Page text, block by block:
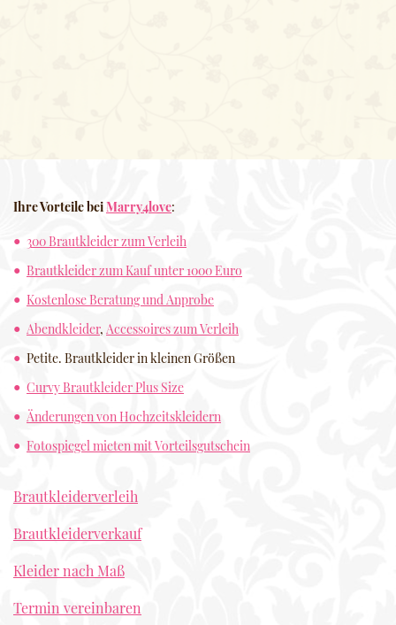
Ihre Vorteile beiMarry4love:
300 Brautkleider zum Verleih
Brautkleider zum Kauf unter 1000 Euro
Kostenlose Beratung und Anprobe
Abendkleider, Accessoires zum Verleih
Petite. Brautkleider in kleinen Größen
Curvy Brautkleider Plus Size
Änderungen von Hochzeitskleidern
Fotospiegel mieten mit Vorteilsgutschein
Brautkleiderverleih
Brautkleiderverkauf
Kleider nach Maß
Termin vereinbaren